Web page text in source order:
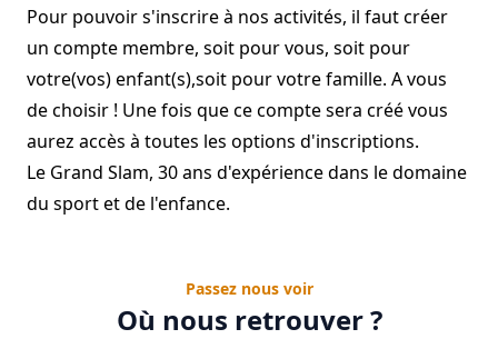
Pour pouvoir s'inscrire à nos activités, il faut créer
un compte membre, soit pour vous, soit pour
votre(vos) enfant(s),soit pour votre famille. A vous
de choisir ! Une fois que ce compte sera créé vous
aurez accès à toutes les options d'inscriptions.
Le Grand Slam, 30 ans d'expérience dans le domaine
du sport et de l'enfance.
Passez nous voir
Où nous retrouver ?